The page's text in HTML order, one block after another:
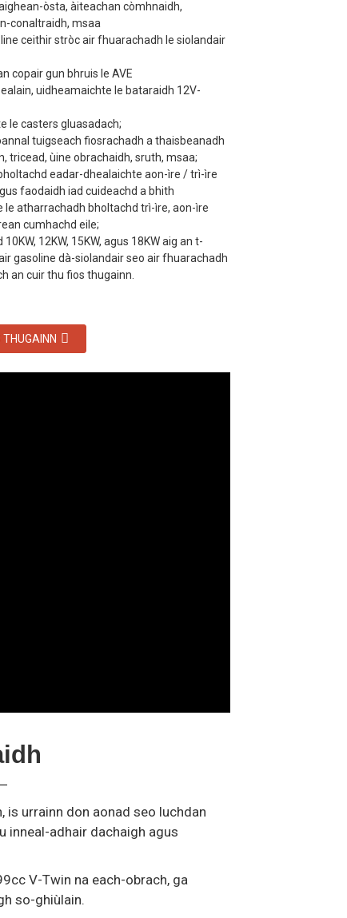
òsta, àiteachan còmhnaidh,
conaltraidh, msaa
ceithir stròc air fhuarachadh le siolandair
copair gun bhruis le AVE
uidheamaichte le bataraidh 12V-
le casters gluasadach;
tuigseach fiosrachadh a thaisbeanadh
tricead, ùine obrachaidh, sruth, msaa;
eadar-dhealaichte aon-ìre / trì-ìre
faodaidh iad cuideachd a bhith
le atharrachadh bholtachd trì-ìre, aon-ìre
cumhachd eile;
12KW, 15KW, agus 18KW aig an t-
gasoline dà-siolandair seo air fhuarachadh
an cuir thu fios thugainn.
THUGAINN
urrainn don aonad seo luchdan
inneal-adhair dachaigh agus
V-Twin na each-obrach, ga
so-ghiùlain.